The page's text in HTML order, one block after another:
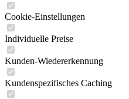
Cookie-Einstellungen
Individuelle Preise
Kunden-Wiedererkennung
Kundenspezifisches Caching